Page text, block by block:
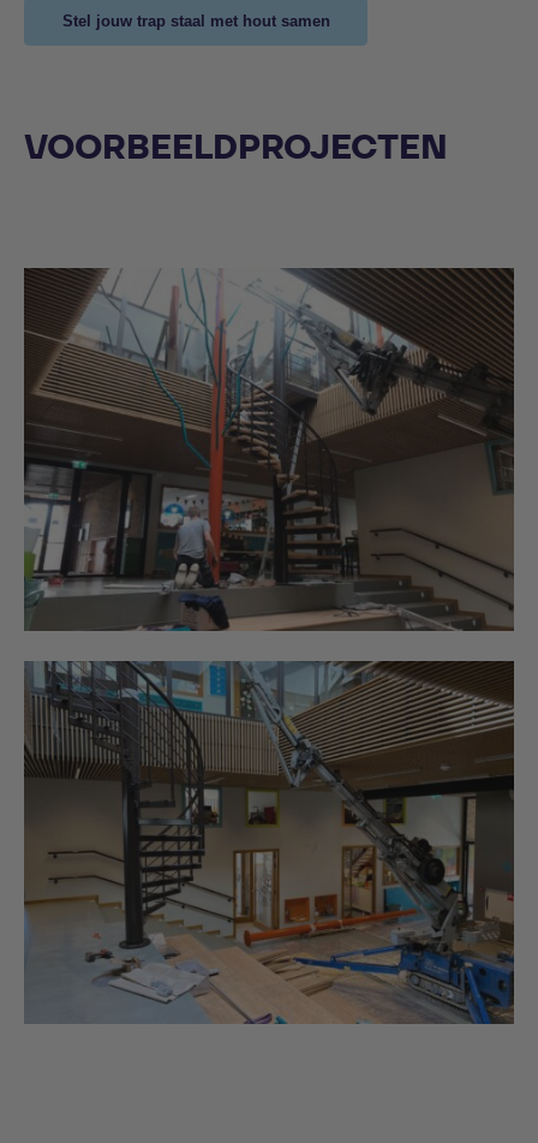
Stel jouw trap staal met hout samen
VOORBEELDPROJECTEN